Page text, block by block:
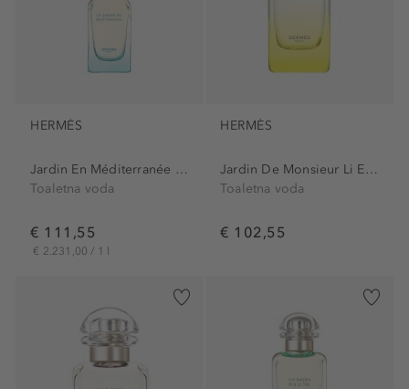
HERMÈS
Jardin En Méditerranée Eau...
Toaletna voda
€ 111,55
€ 2.231,00 / 1 l
HERMÈS
Jardin De Monsieur Li Eau...
Toaletna voda
€ 102,55